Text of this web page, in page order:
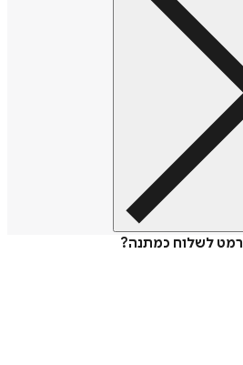
לשלוח כמתנה?